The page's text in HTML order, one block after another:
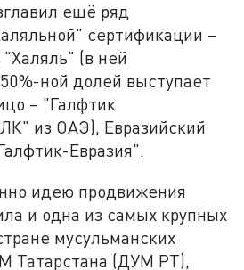
ещё ряд
сертификации –
(в ней
ной долей выступает
– "Галфтик
из ОАЭ), Евразийский
Евразия".
идею продвижения
и одна из самых крупных
мусульманских
Татарстана (ДУМ РТ),